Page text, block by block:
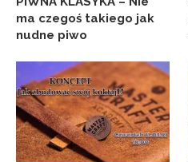
ma czegoś takiego jak
nudne piwo